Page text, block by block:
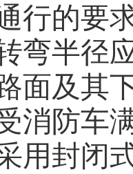
行的要
弯半径
面及其
消防车
用封闭